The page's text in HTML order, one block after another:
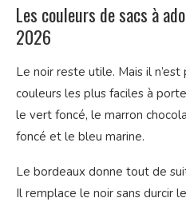
Les couleurs de sacs à
2026
Le noir reste utile. Mais il
couleurs les plus faciles à
le vert foncé, le marron
foncé et le bleu marine.
Le bordeaux donne tout de
Il remplace le noir sans durcir